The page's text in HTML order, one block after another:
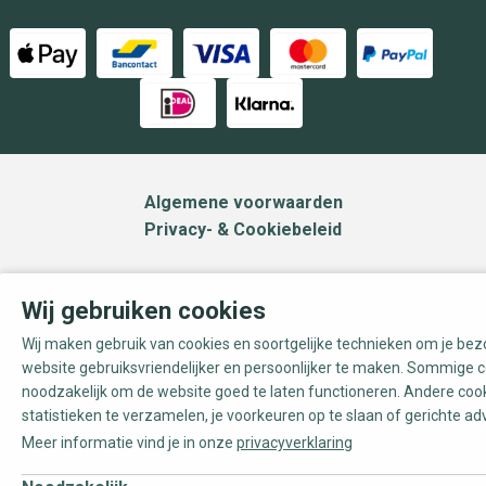
Algemene voorwaarden
Privacy- & Cookiebeleid
Wij gebruiken cookies
Wij maken gebruik van cookies en soortgelijke technieken om je
website gebruiksvriendelijker en persoonlijker te maken. Sommige
noodzakelijk om de website goed te laten functioneren. Andere
statistieken te verzamelen, je voorkeuren op te slaan of gerichte
Meer informatie vind je in onze privacyverklaring